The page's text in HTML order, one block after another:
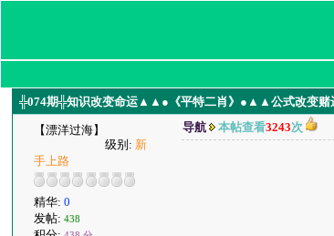
╬074期╬知识改变命运▲▲●《平特二肖》●▲▲公式改变赌
【漂洋过海】
级别: 新
手上路
精华:0
发帖:438
导航 本帖查看3243次